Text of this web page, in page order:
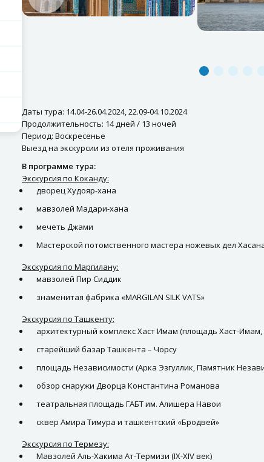
Даты тура: 14.04-26.04.2024, 22.09-04.10.2024
Продолжительность: 14 дней / 13 ночей
Период: Воскресенье
Выезд на экскурсии из отеля проживания
В программе тура:
Экскурсия по Коканду:
дворец Худояр-хана
мавзолей Мадари-хана
мечеть Джами
Мастерской потомственного мастера ножевых дел
Экскурсия по Маргилану:
мавзолей Пир Сиддик
знаменитая фабрика «MARGILAN SILK VATS»
Экскурсия по Ташкенту:
архитектурный комплекс Хаст Имам (площадь Хаст-
старейший базар Ташкента – Чорсу
площадь Независимости (Арка Эзгуллик, Памятник
обзор снаружи Дворца Константина Романова
театральная площадь ГАБТ им. Алишера Навои
сквер Амира Тимура и ташкентский «Бродвей»
Экскурсия по Термезу:
Мавзолей Аль-Хакима Ат-Термизи (IX-XIV век)